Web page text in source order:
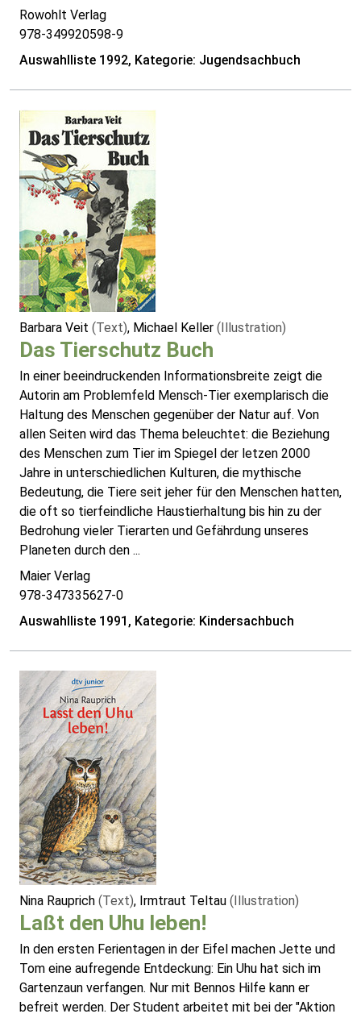
Rowohlt Verlag
978-349920598-9
Auswahlliste 1992, Kategorie: Jugendsachbuch
Barbara Veit (Text), Michael Keller (Illustration)
Das Tierschutz Buch
In einer beeindruckenden Informationsbreite zeigt die
Autorin am Problemfeld Mensch-Tier exemplarisch die
Haltung des Menschen gegenüber der Natur auf. Von
allen Seiten wird das Thema beleuchtet: die Beziehung
des Menschen zum Tier im Spiegel der letzen 2000
Jahre in unterschiedlichen Kulturen, die mythische
Bedeutung, die Tiere seit jeher für den Menschen hatten,
die oft so tierfeindliche Haustierhaltung bis hin zu der
Bedrohung vieler Tierarten und Gefährdung unseres
Planeten durch den ...
Maier Verlag
978-347335627-0
Auswahlliste 1991, Kategorie: Kindersachbuch
Nina Rauprich (Text), Irmtraut Teltau (Illustration)
Laßt den Uhu leben!
In den ersten Ferientagen in der Eifel machen Jette und
Tom eine aufregende Entdeckung: Ein Uhu hat sich im
Gartenzaun verfangen. Nur mit Bennos Hilfe kann er
befreit werden. Der Student arbeitet mit bei der "Aktion